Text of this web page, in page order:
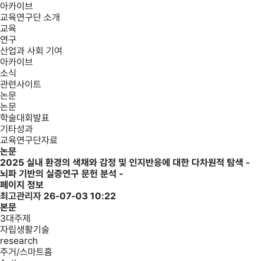
아카이브
교육연구단 소개
교육
연구
산업과 사회 기여
아카이브
소식
관련사이트
논문
논문
학술대회발표
기타성과
교육연구단자료
논문
2025 실내 환경의 색채와 감정 및 인지반응에 대한 다차원적 탐색 -
뇌파 기반의 실증연구 문헌 분석 -
페이지 정보
최고관리자 26-07-03 10:22
본문
3대주제
자립생활기술
research
주거/스마트홈